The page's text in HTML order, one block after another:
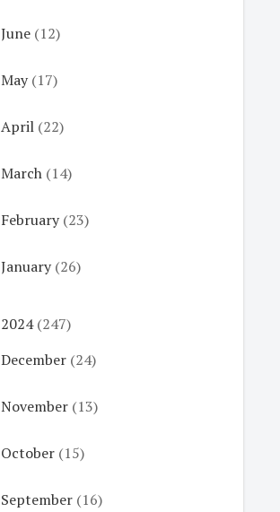
June (12)
May (17)
April (22)
March (14)
February (23)
January (26)
2024 (247)
December (24)
November (13)
October (15)
September (16)